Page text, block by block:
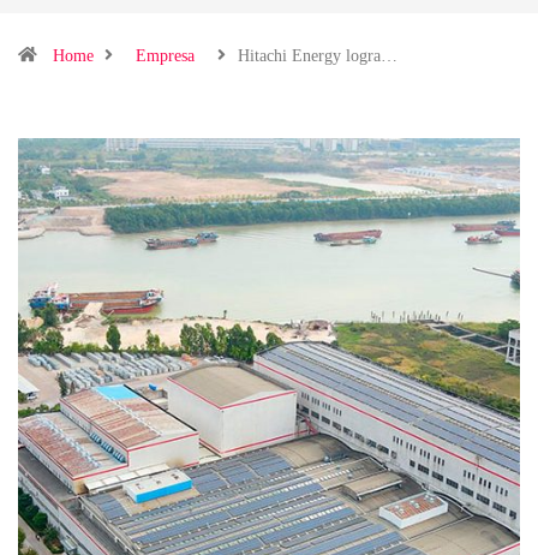
Home Empresa Hitachi Energy logra…